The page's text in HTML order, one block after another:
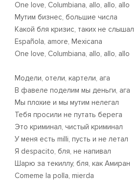
One love, Columbiana, allo, allo, allo
Мутим бизнес, большие числа
Какой бля кризис, таких не cлышал
Española, amore, Mexicana
One love, Columbiana, allo, allo, allo
Модели, отели, картели, ага
В фавеле поделим мы деньги, ага
Мы плохие и мы мутим нелегал
Тебя просили не путать берега
Это криминал, чистый криминал
У меня есть milli, пусть и не летал
Я despacito, бля, не напивал
Шарю за текиллу, бля, как Амиран
Comeme la polla, mierda